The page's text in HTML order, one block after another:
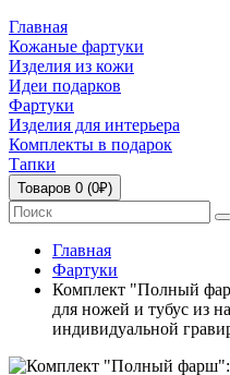
Главная
Кожаные фартуки
Изделия из кожи
Идеи подарков
Фартуки
Изделия для интерьера
Комплекты в подарок
Тапки
Товаров 0 (0₽)
Главная
Фартуки
Комплект "Полный
для ножей и тубус из
индивидуальной